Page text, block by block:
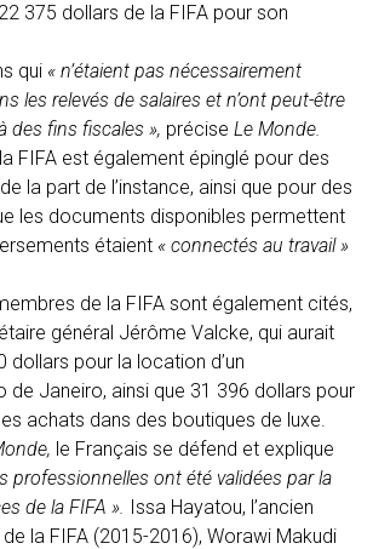
375 dollars de la FIFA pour son
qui « n’étaient pas nécessairement
les relevés de salaires et n’ont peut-être
des fins fiscales », précise Le Monde.
FIFA est également épinglé pour des
la part de l’instance, ainsi que pour des
les documents disponibles permettent
étaient « connectés au travail »
de la FIFA sont également cités,
général Jérôme Valcke, qui aurait
pour la location d’un
de Janeiro, ainsi que 31 396 dollars pour
achats dans des boutiques de luxe.
le Français se défend et explique
professionnelles ont été validées par la
de la FIFA ». Issa Hayatou, l’ancien
la FIFA (2015-2016), Worawi Makudi